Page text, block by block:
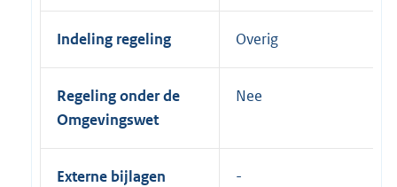
Indeling regeling Overig
Regeling onder de
Omgevingswet
Nee
Externe bijlagen